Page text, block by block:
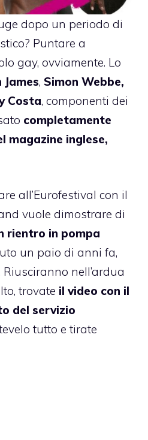
dopo un periodo di
Puntare a
gay, ovviamente. Lo
James, Simon Webbe,
Costa, componenti dei
completamente
magazine inglese,
all’Eurofestival con il
vuole dimostrare di
rientro in pompa
un paio di anni fa,
nell’ardua
trovate il video con il
del servizio
tutto e tirate